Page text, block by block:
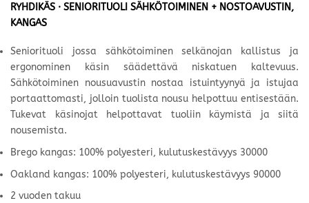
RYHDIKÄS · SENIORITUOLI SÄHKÖTOIMINEN + NOSTOAVUSTIN,
KANGAS
Seniorituoli jossa sähkötoiminen selkänojan kallistus ja
ergonominen käsin säädettävä niskatuen kaltevuus.
Sähkötoiminen nousuavustin nostaa istuintyynyä ja istujaa
portaattomasti, jolloin tuolista nousu helpottuu entisestään.
Tukevat käsinojat helpottavat tuoliin käymistä ja siitä
nousemista.
Brego kangas: 100% polyesteri, kulutuskestävyys 30000
Oakland kangas: 100% polyesteri, kulutuskestävyys 90000
2 vuoden takuu